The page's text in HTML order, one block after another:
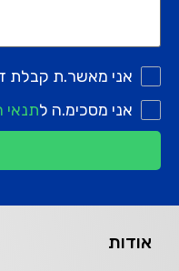
אני מאשר.ת קבלת
אני מסכימ.ה לתנאי
אודות